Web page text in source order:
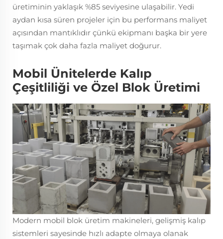
üretiminin yaklaşık %85 seviyesine ulaşabilir. Yedi
aydan kısa süren projeler için bu performans maliyet
açısından mantıklıdır çünkü ekipmanı başka bir yere
taşımak çok daha fazla maliyet doğurur.
Mobil Ünitelerde Kalıp
Çeşitliliği ve Özel Blok Üretimi
Modern mobil blok üretim makineleri, gelişmiş kalıp
sistemleri sayesinde hızlı adapte olmaya olanak